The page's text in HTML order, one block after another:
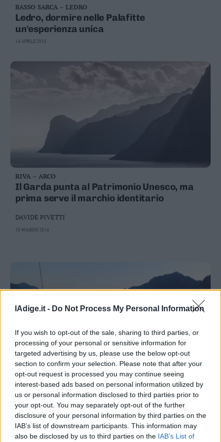
lAdige.it - Do Not Process My Personal Information
If you wish to opt-out of the sale, sharing to third parties, or
processing of your personal or sensitive information for
targeted advertising by us, please use the below opt-out
section to confirm your selection. Please note that after your
opt-out request is processed you may continue seeing
interest-based ads based on personal information utilized by
us or personal information disclosed to third parties prior to
your opt-out. You may separately opt-out of the further
disclosure of your personal information by third parties on the
IAB’s list of downstream participants. This information may
also be disclosed by us to third parties on the IAB’s List of
Business
Wire
Territori
Trento
Pergine
Rotaliana
Valle
dei
Laghi
Valsugana
Vallagarina
–
Fiemme
Fassa
Giudicarie
Rendena
Alto
Adige
Südtirol
Dolomiti
BASSO SARCA – LEDRO
Ledro, dormire nelle Palafitte
un'esperienza unica
14 APRILE 2018
RIVA – ARCO
Il Garda punta al Patrimonio Unesco, ma
prima serve il marchio identitario
DAVIDE PIVETTI
10 MAGGIO 2016
RIVA – ARCO
Il Garda patrimonio Unesco, a Riva il forum
per arrivarci
DAVIDE PIVETTI